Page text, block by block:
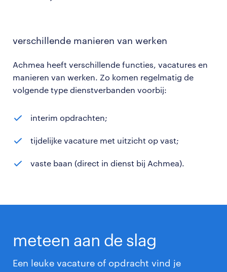
verschillende manieren van werken
Achmea heeft verschillende functies, vacatures en
manieren van werken. Zo komen regelmatig de
volgende type dienstverbanden voorbij:
interim opdrachten;
tijdelijke vacature met uitzicht op vast;
vaste baan (direct in dienst bij Achmea).
meteen aan de slag
Een leuke vacature of opdracht vind je